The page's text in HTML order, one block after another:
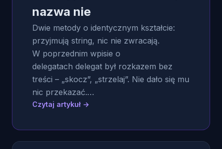
nazwa nie
Dwie metody o identycznym kształcie:
przyjmują string, nic nie zwracają.
W poprzednim wpisie o
delegatach delegat był rozkazem bez
treści – „skocz”, „strzelaj”. Nie dało się mu
nic przekazać.…
Czytaj artykuł →